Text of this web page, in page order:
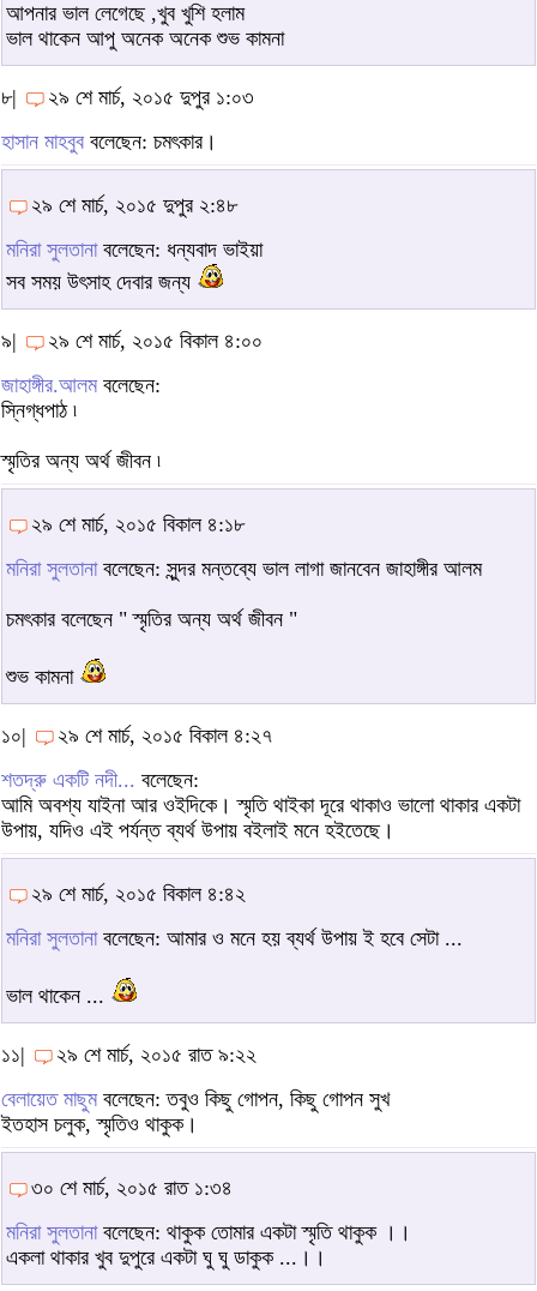
আপনার ভাল লেগেছে ,খুব খুশি হলাম
ভাল থাকেন আপু অনেক অনেক শুভ কামনা
৮|
২৯ শে মার্চ, ২০১৫ দুপুর ১:০৩
হাসান মাহবুব বলেছেন: চমৎকার।
২৯ শে মার্চ, ২০১৫ দুপুর ২:৪৮
মনিরা সুলতানাবলেছেন: ধন্যবাদ ভাইয়া
সব সময় উৎসাহ দেবার জন্য
৯|
২৯ শে মার্চ, ২০১৫ বিকাল ৪:০০
জাহাঙ্গীর.আলমবলেছেন:
স্নিগ্ধপাঠ ৷
স্মৃতির অন্য অর্থ জীবন ৷
২৯ শে মার্চ, ২০১৫ বিকাল ৪:১৮
মনিরা সুলতানাবলেছেন: সুন্দর মন্তব্যে ভাল লাগা জানবেন জাহাঙ্গীর আলম
চমৎকার বলেছেন " স্মৃতির অন্য অর্থ জীবন "
শুভ কামনা
১০|
২৯ শে মার্চ, ২০১৫ বিকাল ৪:২৭
শতদ্রু একটি নদী... বলেছেন:
আমি অবশ্য যাইনা আর ওইদিকে। স্মৃতি থাইকা দূরে থাকাও ভালো থাকার একটা
উপায়, যদিও এই পর্যন্ত ব্যর্থ উপায় বইলাই মনে হইতেছে।
২৯ শে মার্চ, ২০১৫ বিকাল ৪:৪২
মনিরা সুলতানাবলেছেন: আমার ও মনে হয় ব্যর্থ উপায় ই হবে সেটা ...
ভাল থাকেন ...
১১|
২৯ শে মার্চ, ২০১৫ রাত ৯:২২
বেলায়েত মাছুমবলেছেন: তবুও কিছু গোপন, কিছু গোপন সুখ
ইতহাস চলুক, স্মৃতিও থাকুক।
৩০ শে মার্চ, ২০১৫ রাত ১:৩৪
মনিরা সুলতানাবলেছেন: থাকুক তোমার একটা স্মৃতি থাকুক ।।
একলা থাকার খুব দুপুরে একটা ঘু ঘু ডাকুক ...।।